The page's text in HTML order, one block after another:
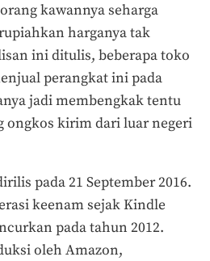
kawannya seharga
harganya tak
ini ditulis, beberapa toko
perangkat ini pada
jadi membengkak tentu
ongkos kirim dari luar negeri
pada 21 September 2016.
keenam sejak Kindle
pada tahun 2012.
oleh Amazon,